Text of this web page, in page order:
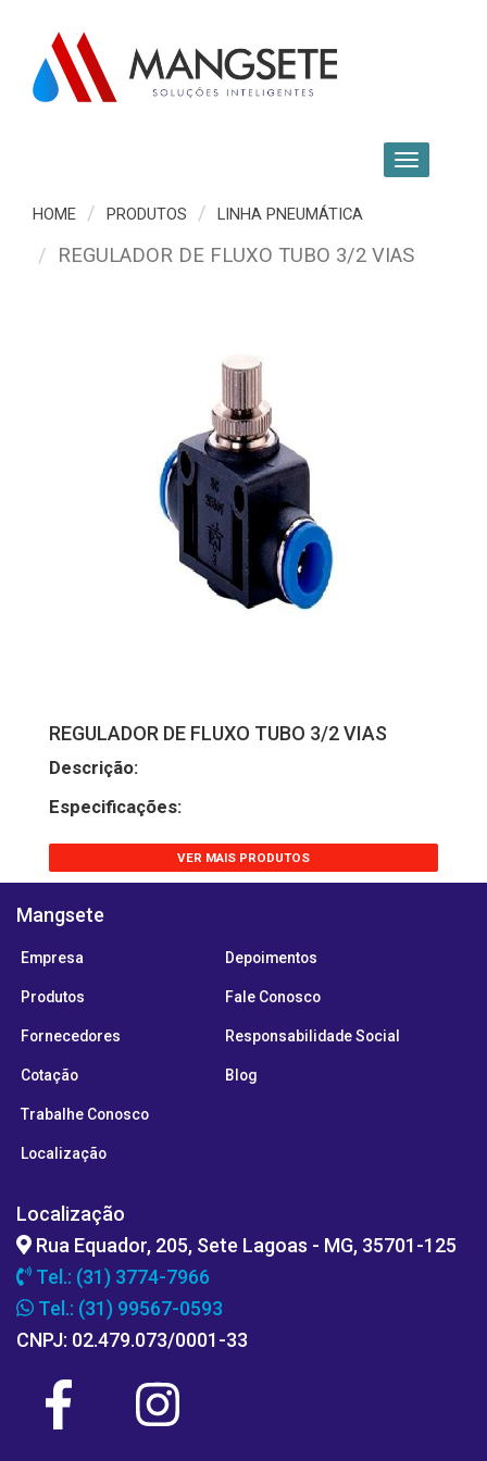
HOME PRODUTOS LINHA PNEUMÁTICA
REGULADOR DE FLUXO TUBO 3/2 VIAS
REGULADOR DE FLUXO TUBO 3/2 VIAS
Descrição:
Especificações:
VER MAIS PRODUTOS
Mangsete
Empresa
Produtos
Fornecedores
Cotação
Trabalhe Conosco
Localização
Depoimentos
Fale Conosco
Responsabilidade Social
Blog
Localização
Rua Equador, 205, Sete Lagoas - MG, 35701-125
Tel.: (31) 3774-7966
Tel.: (31) 99567-0593
CNPJ: 02.479.073/0001-33